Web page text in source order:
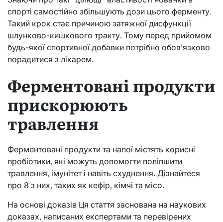
спорті самостійно збільшують дози цього ферменту.
Такий крок стає причиною затяжної дисфункції
шлунково-кишкового тракту. Тому перед прийомом
будь-якої спортивної добавки потрібно обов’язково
порадитися з лікарем.
Ферментовані продукти
прискорюють
травлення
Ферментовані продукти та напої містять корисні
пробіотики, які можуть допомогти поліпшити
травлення, імунітет і навіть схуднення. Дізнайтеся
про 8 з них, таких як кефір, кімчі та місо.
На основі доказів Ця стаття заснована на наукових
доказах, написаних експертами та перевірених